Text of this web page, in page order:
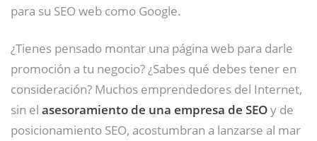
para su SEO web como Google.
¿Tienes pensado montar una página web para darle
promoción a tu negocio? ¿Sabes qué debes tener en
consideración? Muchos emprendedores del Internet,
sin el asesoramiento de una empresa de SEOy de
posicionamiento SEO, acostumbran a lanzarse al mar